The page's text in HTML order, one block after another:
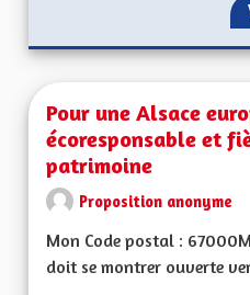
Pour une Alsace
écoresponsable et
patrimoine
Proposition anonyme
Mon Code postal :
doit se montrer ouverte